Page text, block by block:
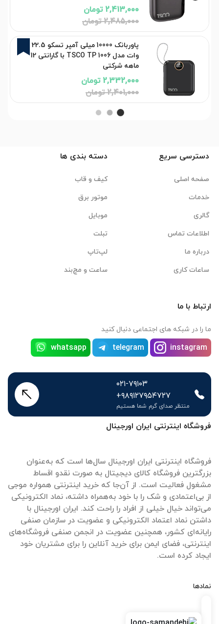
2,413,000 تومان
2,485,000 تومان
3%
پاوربانک 10000 میلی آمپر تسکو 22.5
وات مدل TSCO TP 1006 با گارانتی 12
ماهه شرکتی
2,332,000 تومان
2,401,000 تومان
فروشگاه اینترنتی ایران اورجینال
فروشگاه اینترنتی ایران اورجینال سال‌ها است که به‌عنوان
بزرگترین فروشگاه کالای دیجیتال به صورت نقدو اقساط
مشغول فعالیت است. از آن‌جا که خرید اینترنتی همواره موجی
از بی‌اعتمادی و شک را با خود به‌همراه داشته، نماد الکترونیکی
می‌تواند خیال خیلی از افراد را راحت کند. ایران اورجینال با
داشتن نماد اعتماد الکترونیکی و عضویت در سازمان صنفی
رایانه‌ای کشور، همچنین عضویت در انجمن صنفی فروشگاه‌های
اینترنتی، فضای ایمن برای خرید آنلاین را برای مشتریان خود
ایجاد کرده است.
نمادها
دسترسی سریع
صفحه اصلی
خدمات
گالری
اطلاعات تماس
درباره ما
ساعات کاری
دسته بندی ها
کیف و قاب
موتور برق
موبایل
تبلت
لپ‌تاپ
ساعت و مچ‌بند
ارتباط با ما
ما را در شبکه های اجتماعی دنبال کنید
instagram
telegram
whatsapp
۰۲۱-۷۹۱۰۳
+۹۸۹۱۲۷۹۵۴۷۲۷
منتظر صدای گرم شما هستیم